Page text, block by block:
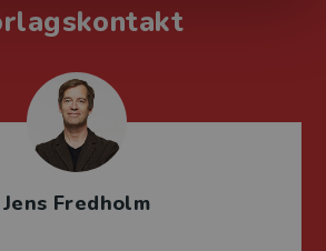
Jens Fredholm